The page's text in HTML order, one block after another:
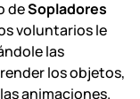
deSopladores
voluntarios le
las
los objetos,
animaciones.